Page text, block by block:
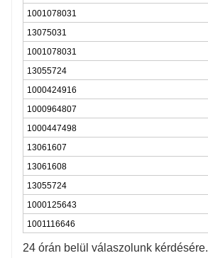
1001078031
13075031
1001078031
13055724
1000424916
1000964807
1000447498
13061607
13061608
13055724
1000125643
1001116646
24 órán belül válaszolunk kérdésére.